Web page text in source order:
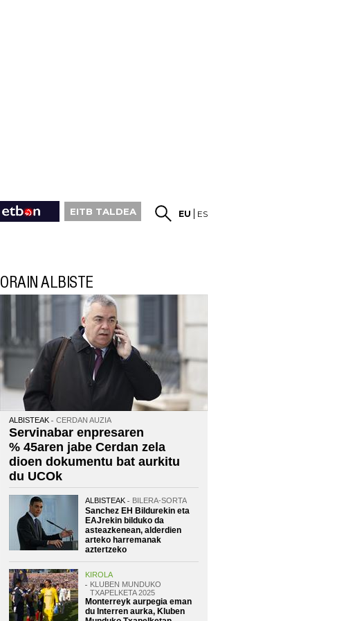
EITB TALDEA EU ES
ORAIN ALBISTE
ALBISTEAK CERDAN AUZIA
Servinabar enpresaren
% 45aren jabe Cerdan zela
dioen dokumentu bat aurkitu
du UCOk
ALBISTEAK BILERA-SORTA
Sanchez EH Bildurekin eta
EAJrekin bilduko da
asteazkenean, alderdien
arteko harremanak
aztertzeko
KIROLA
KLUBEN MUNDUKO
TXAPELKETA 2025
Monterreyk aurpegia eman
du Interren aurka, Kluben